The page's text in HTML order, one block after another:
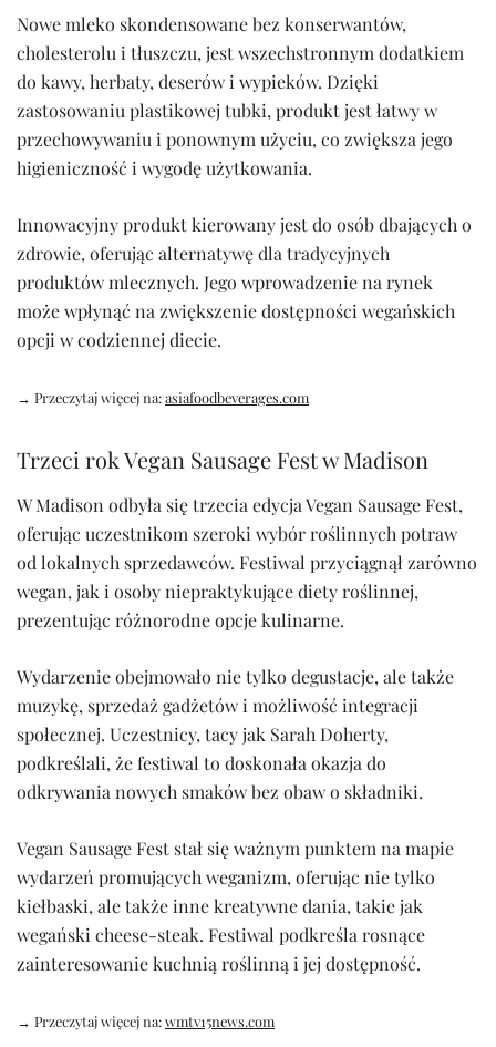
Nowe mleko skondensowane bez konserwantów,
cholesterolu i tłuszczu, jest wszechstronnym dodatkiem
do kawy, herbaty, deserów i wypieków. Dzięki
zastosowaniu plastikowej tubki, produkt jest łatwy w
przechowywaniu i ponownym użyciu, co zwiększa jego
higieniczność i wygodę użytkowania.
Innowacyjny produkt kierowany jest do osób dbających o
zdrowie, oferując alternatywę dla tradycyjnych
produktów mlecznych. Jego wprowadzenie na rynek
może wpłynąć na zwiększenie dostępności wegańskich
opcji w codziennej diecie.
→ Przeczytaj więcej na:asiafoodbeverages.com
Trzeci rok Vegan Sausage Fest w Madison
W Madison odbyła się trzecia edycja Vegan Sausage Fest,
oferując uczestnikom szeroki wybór roślinnych potraw
od lokalnych sprzedawców. Festiwal przyciągnął zarówno
wegan, jak i osoby niepraktykujące diety roślinnej,
prezentując różnorodne opcje kulinarne.
Wydarzenie obejmowało nie tylko degustacje, ale także
muzykę, sprzedaż gadżetów i możliwość integracji
społecznej. Uczestnicy, tacy jak Sarah Doherty,
podkreślali, że festiwal to doskonała okazja do
odkrywania nowych smaków bez obaw o składniki.
Vegan Sausage Fest stał się ważnym punktem na mapie
wydarzeń promujących weganizm, oferując nie tylko
kiełbaski, ale także inne kreatywne dania, takie jak
wegański cheese-steak. Festiwal podkreśla rosnące
zainteresowanie kuchnią roślinną i jej dostępność.
→ Przeczytaj więcej na:wmtv15news.com